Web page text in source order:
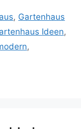
, Gartenhaus
Ideen,
,